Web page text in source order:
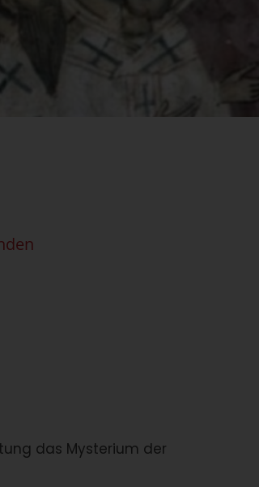
das Mysterium der
kann. Die erste Service-